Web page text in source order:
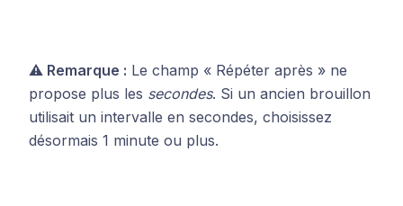
⚠️ Remarque : Le champ « Répéter après » ne
propose plus les secondes. Si un ancien brouillon
utilisait un intervalle en secondes, choisissez
désormais 1 minute ou plus.